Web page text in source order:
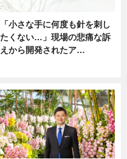
「小さな手に何度も針を刺し
たくない…」現場の悲痛な訴
えから開発されたア…